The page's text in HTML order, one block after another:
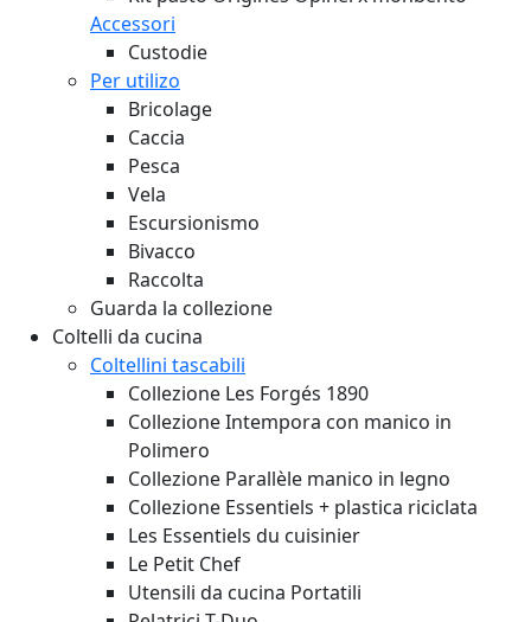
Accessori
Custodie
Per utilizo
Bricolage
Caccia
Pesca
Vela
Escursionismo
Bivacco
Raccolta
Guarda la collezione
Coltelli da cucina
Coltellini tascabili
Collezione Les Forgés 1890
Collezione Intempora con manico in
Polimero
Collezione Parallèle manico in legno
Collezione Essentiels + plastica riciclata
Les Essentiels du cuisinier
Le Petit Chef
Utensili da cucina Portatili